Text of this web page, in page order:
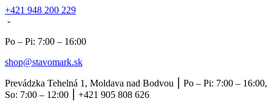
+421 948 200 229
-
Po – Pi: 7:00 – 16:00
shop@stavomark.sk
Prevádzka Tehelná 1, Moldava nad Bodvou ⎮ Po – Pi: 7:00 – 16:00,
So: 7:00 – 12:00 ⎮ +421 905 808 626